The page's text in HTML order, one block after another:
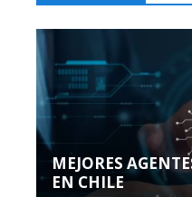
MEJORES
EN CHILE